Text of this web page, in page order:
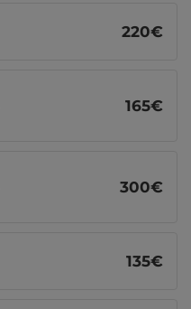
220€
165€
300€
135€